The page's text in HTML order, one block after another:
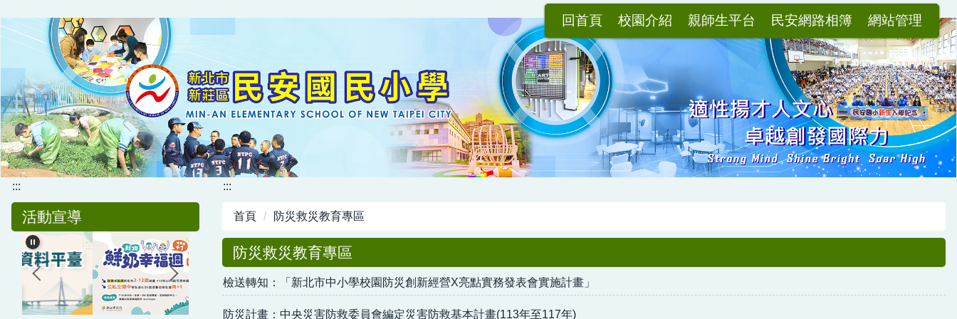
到
主
容
區
回首頁 校園介紹 親師生平台 民安網路相簿 網站管理
:::
活動宣導
:::
首頁 防災救災教育專區
防災救災教育專區
檢送轉知：「新北市中小學校園防災創新經營X亮點實務發表會實施計畫」
防災計畫：中央災害防救委員會編定災害防救基本計畫(113年至117年)